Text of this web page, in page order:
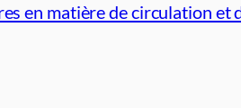
en matière de circulation et